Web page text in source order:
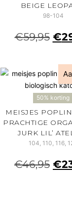
BEIGE
98-104
€59,95 €
50% korting
MEISJES
PRACHTIGE
JURK LIL’
104, 110, 116,
€46,95 €